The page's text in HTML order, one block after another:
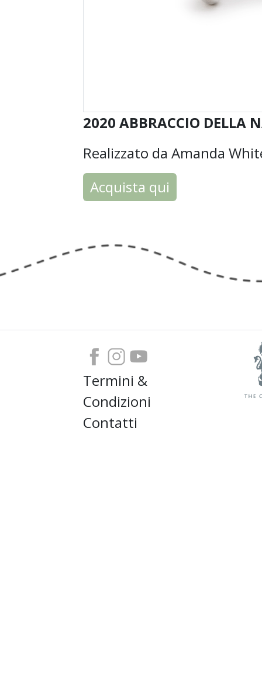
2020 ABBRACCIO DELLA
Realizzato da Amanda
Acquista qui
Termini &
Condizioni
Contatti